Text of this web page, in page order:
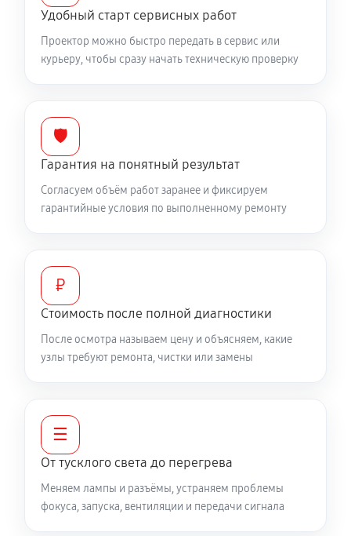
Удобный старт сервисных работ
Проектор можно быстро передать в сервис или
курьеру, чтобы сразу начать техническую проверку
🛡️
Гарантия на понятный результат
Согласуем объём работ заранее и фиксируем
гарантийные условия по выполненному ремонту
₽
Стоимость после полной диагностики
После осмотра называем цену и объясняем, какие
узлы требуют ремонта, чистки или замены
☰
От тусклого света до перегрева
Меняем лампы и разъёмы, устраняем проблемы
фокуса, запуска, вентиляции и передачи сигнала